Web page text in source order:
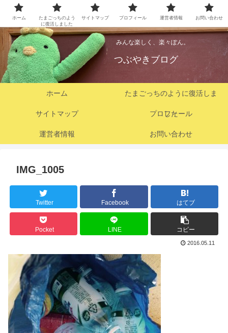
みんな楽しく、楽々ぽん。
つぶやきブログ
ホーム たまごっちのように復活しま
した
サイトマップ プロフィール
運営者情報 お問い合わせ
IMG_1005
Twitter Facebook はてブ
Pocket LINE コピー
2016.05.11
ホーム
たまごっちのよう
に復活しました
サイトマップ プロフィール 運営者情報 お問い合わせ